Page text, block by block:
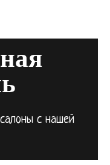
с нашей